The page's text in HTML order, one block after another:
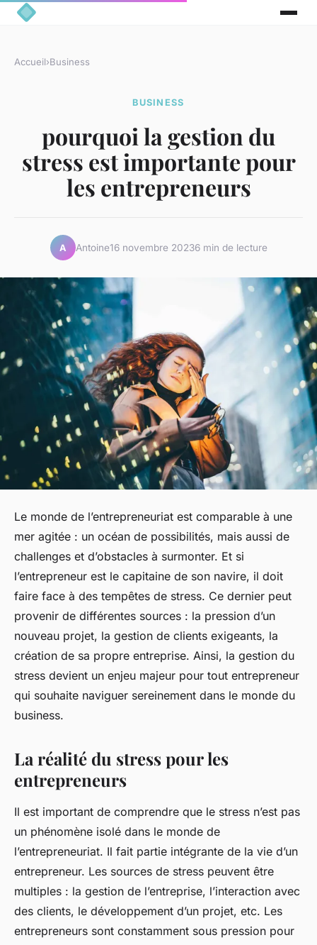
Accueil›Business
BUSINESS
pourquoi la gestion du
stress est importante pour
les entrepreneurs
A Antoine16 novembre 20236 min de lecture
Le monde de l’entrepreneuriat est comparable à une
mer agitée : un océan de possibilités, mais aussi de
challenges et d’obstacles à surmonter. Et si
l’entrepreneur est le capitaine de son navire, il doit
faire face à des tempêtes de stress. Ce dernier peut
provenir de différentes sources : la pression d’un
nouveau projet, la gestion de clients exigeants, la
création de sa propre entreprise. Ainsi, la gestion du
stress devient un enjeu majeur pour tout entrepreneur
qui souhaite naviguer sereinement dans le monde du
business.
La réalité du stress pour les
entrepreneurs
Il est important de comprendre que le stress n’est pas
un phénomène isolé dans le monde de
l’entrepreneuriat. Il fait partie intégrante de la vie d’un
entrepreneur. Les sources de stress peuvent être
multiples : la gestion de l’entreprise, l’interaction avec
des clients, le développement d’un projet, etc. Les
entrepreneurs sont constamment sous pression pour